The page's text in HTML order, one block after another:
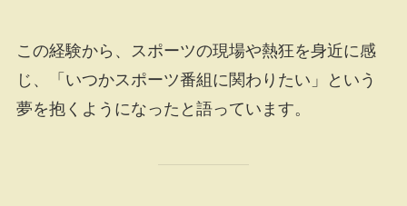
この経験から、スポーツの現場や熱狂を身近に感
じ、「いつかスポーツ番組に関わりたい」という
夢を抱くようになったと語っています。